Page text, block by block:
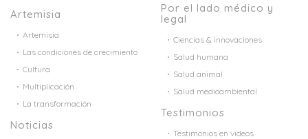
Artemisia
Artemisia
Las condiciones de crecimiento
Cultura
Multiplicación
La transformación
Noticias
Por el lado médico y
legal
Ciencias & innovaciones
Salud humana
Salud animal
Salud medioambiental
Testimonios
Testimonios en videos